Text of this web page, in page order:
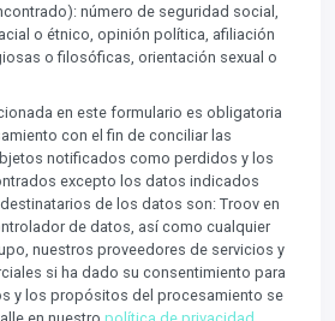
número de seguridad social,
o étnico, opinión política, afiliación
o filosóficas, orientación sexual o
en este formulario es obligatoria
con el fin de conciliar las
notificados como perdidos y los
excepto los datos indicados
de los datos son: Troov en
de datos, así como cualquier
nuestros proveedores de servicios y
si ha dado su consentimiento para
y los propósitos del procesamiento se